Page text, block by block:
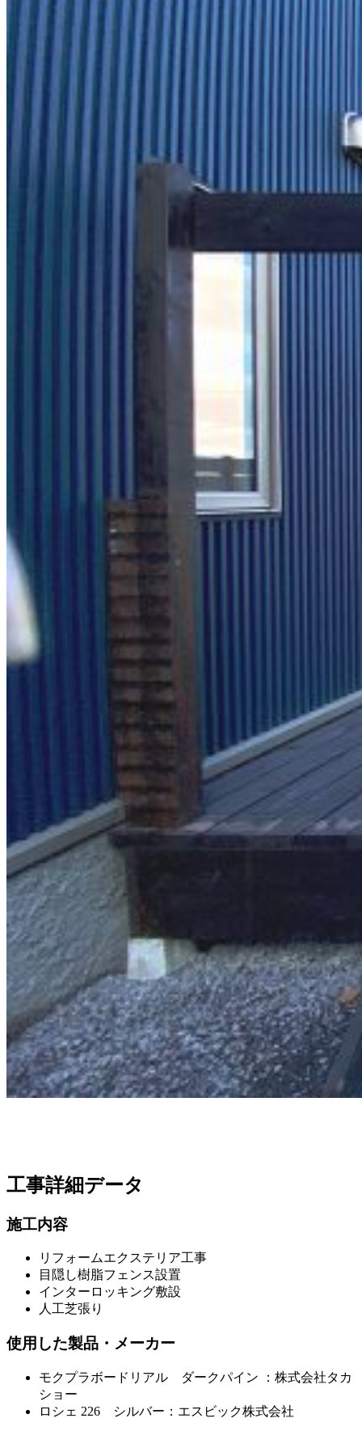
工事詳細データ
施工内容
リフォームエクステリア工事
目隠し樹脂フェンス設置
インターロッキング敷設
人工芝張り
使用した製品・メーカー
モクプラボードリアル ダークパイン ：株式会社タカ
ショー
ロシェ 226 シルバー：エスビック株式会社